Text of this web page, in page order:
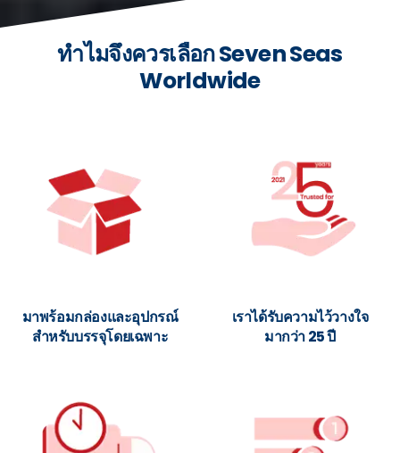
ทำไมจึงควรเลือก Seven Seas
Worldwide
มาพร้อมกล่องและอุปกรณ์
สำหรับบรรจุโดยเฉพาะ
เราได้รับความไว้วางใจ
มากว่า 25 ปี